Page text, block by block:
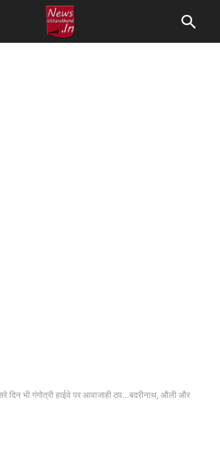
दिन भी गंगोत्री हाईवे पर आवाजाही ठप…बदरीनाथ, औली और